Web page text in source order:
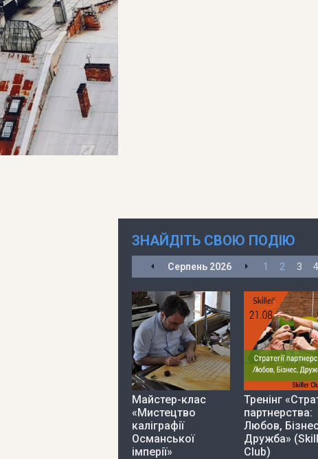
ЗНАЙДІТЬ СВОЮ ПОДІЮ
Серпень 2026 1 2 3 4
Майстер-клас
«Мистецтво
каліграфії
Османської
імперії»
Тренінг
партнерства:
Любов,
Дружба»
Club)